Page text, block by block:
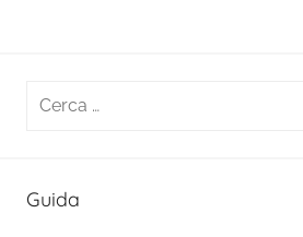
Ricerca
Guida